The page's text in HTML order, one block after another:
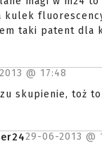
kulek
taki patent dla
@ 17:48
skupienie, toż to
29-06-2013 @